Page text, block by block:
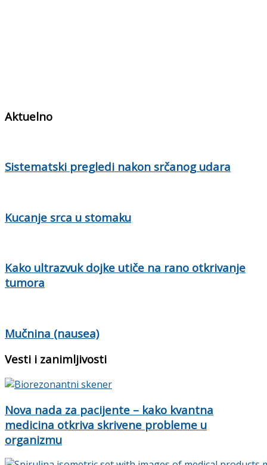
Aktuelno
Sistematski pregledi nakon srčanog udara
Kucanje srca u stomaku
Kako ultrazvuk dojke utiče na rano otkrivanje
tumora
Mučnina (nausea)
Vesti i zanimljivosti
Nova nada za pacijente – kako kvantna
medicina otkriva skrivene probleme u
organizmu